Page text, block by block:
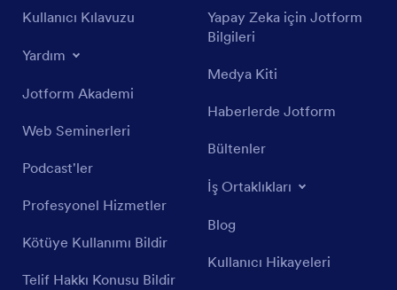
Kullanıcı Kılavuzu
Yardım
Jotform Akademi
Web Seminerleri
Podcast'ler
Profesyonel Hizmetler
Kötüye Kullanımı Bildir
Telif Hakkı Konusu Bildir
Yapay Zeka için Jotform
Bilgileri
Medya Kiti
Haberlerde Jotform
Bültenler
İş Ortaklıkları
Blog
Kullanıcı Hikayeleri